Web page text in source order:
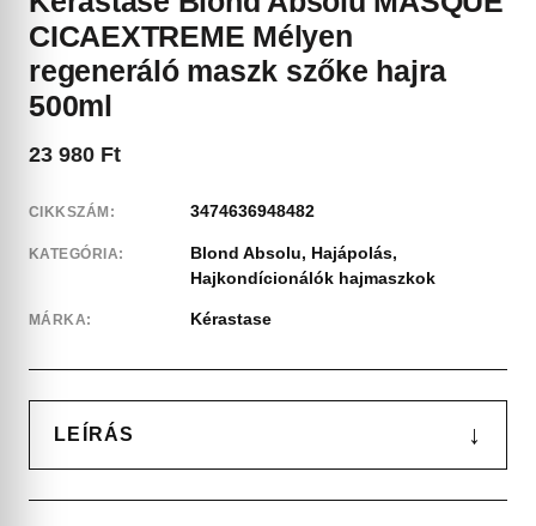
CICAEXTREME Mélyen
regeneráló maszk szőke hajra
500ml
23 980 Ft
CIKKSZÁM: 3474636948482
KATEGÓRIA: Blond Absolu, Hajápolás,
Hajkondícionálók hajmaszkok
MÁRKA: Kérastase
LEÍRÁS ↓